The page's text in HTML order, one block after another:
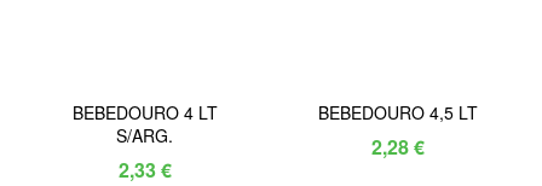
BEBEDOURO 4 LT
S/ARG.
2,33€
BEBEDOURO 4,5 LT
2,28€